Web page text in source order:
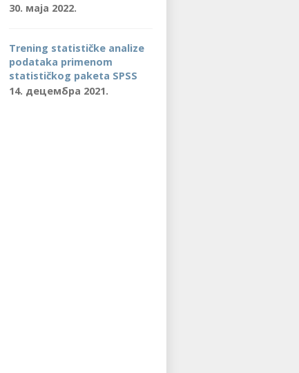
30. маја 2022.
Trening statističke analize
podataka primenom
statističkog paketa SPSS
14. децембра 2021.